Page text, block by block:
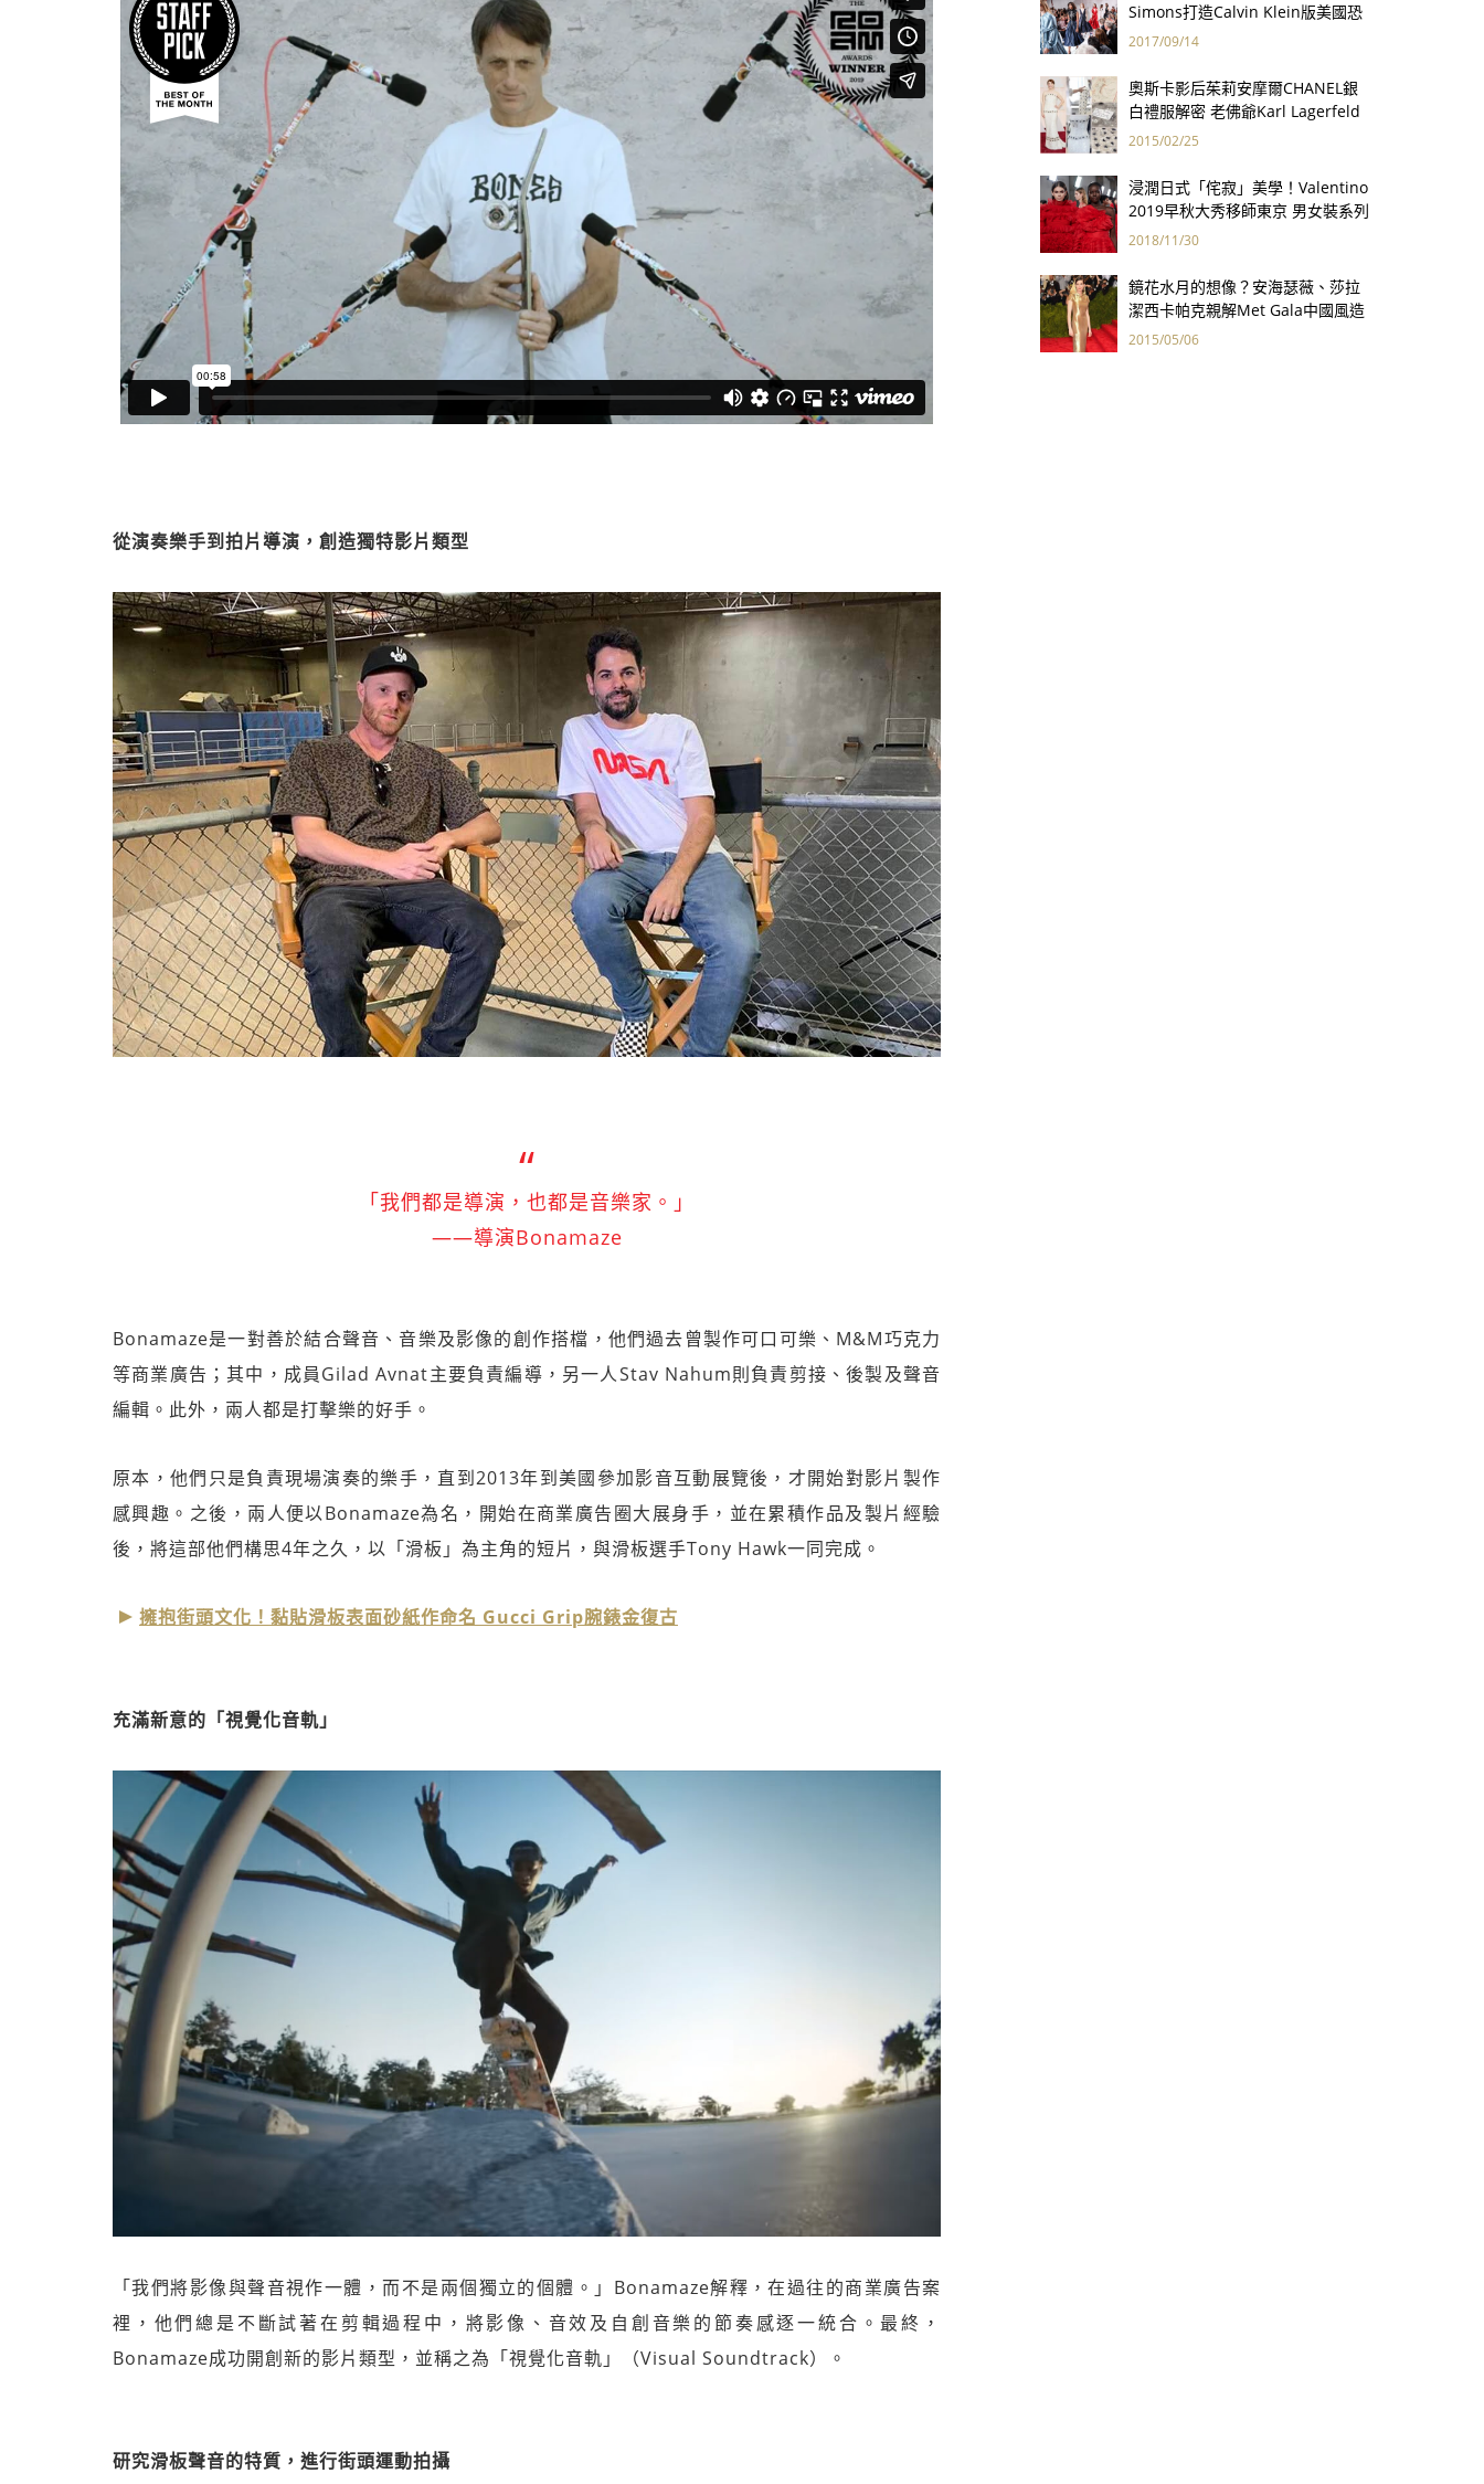
從演奏樂手到拍片導演，創造獨特影片類型
「我們都是導演，也都是音樂家。」
——導演Bonamaze
Bonamaze是一對善於結合聲音、音樂及影像的創作搭檔，他們過去曾製作可口可樂、M&M巧克力
等商業廣告；其中，成員Gilad Avnat主要負責編導，另一人Stav Nahum則負責剪接、後製及聲音
編輯。此外，兩人都是打擊樂的好手。
原本，他們只是負責現場演奏的樂手，直到2013年到美國參加影音互動展覽後，才開始對影片製作
感興趣。之後，兩人便以Bonamaze為名，開始在商業廣告圈大展身手，並在累積作品及製片經驗
後，將這部他們構思4年之久，以「滑板」為主角的短片，與滑板選手Tony Hawk一同完成。
擁抱街頭文化！黏貼滑板表面砂紙作命名 Gucci Grip腕錶金復古
充滿新意的「視覺化音軌」
「我們將影像與聲音視作一體，而不是兩個獨立的個體。」Bonamaze解釋，在過往的商業廣告案
裡，他們總是不斷試著在剪輯過程中，將影像、音效及自創音樂的節奏感逐一統合。最終，
Bonamaze成功開創新的影片類型，並稱之為「視覺化音軌」（Visual Soundtrack）。
研究滑板聲音的特質，進行街頭運動拍攝
Simons打造Calvin Klein版美國恐
怖故事
2017/09/14
奧斯卡影后茱莉安摩爾CHANEL銀
白禮服解密 老佛爺Karl Lagerfeld
巧手打造
2015/02/25
浸潤日式「侘寂」美學！Valentino
2019早秋大秀移師東京 男女裝系列
首度同場發表
2018/11/30
鏡花水月的想像？安海瑟薇、莎拉
潔西卡帕克親解Met Gala中國風造
型
2015/05/06